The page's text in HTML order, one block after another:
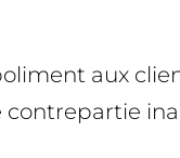
aux
contrepartie